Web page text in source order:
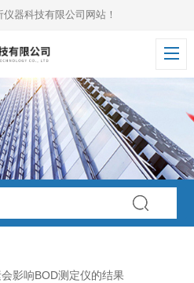
器科技有限公司网站！
影响BOD测定仪的结果